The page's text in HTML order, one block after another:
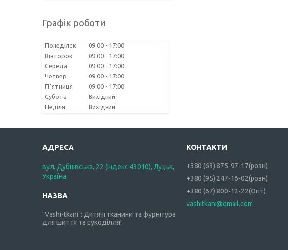
Графік роботи
Понеділок 09:00
17:00
Вівторок
09:00
17:00
Середа
09:00
17:00
Четвер
09:00
17:00
Пʼятниця
09:00
17:00
Субота
Вихідний
Неділя
Вихідний
вул. Дубнівська, 22 (Індекс 43010), Луцьк,
Україна
"Vashi-tkani": Дитячі тканини та фурнітура
для шиття та рукоділля!
+380 (63) 875-97-17 розн
+380 (95) 247-16-02 розн
+380 (67) 800-12-22 Опт
vashitkani@gmail.com